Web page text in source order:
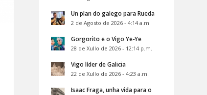
Un plan do galego para Rueda
2 de Agosto de 2026 - 4:14 a.m.
Gorgorito e o Vigo Ye-Ye
28 de Xullo de 2026 - 12:14 p.m.
Vigo líder de Galicia
22 de Xullo de 2026 - 4:23 a.m.
Isaac Fraga, unha vida para o